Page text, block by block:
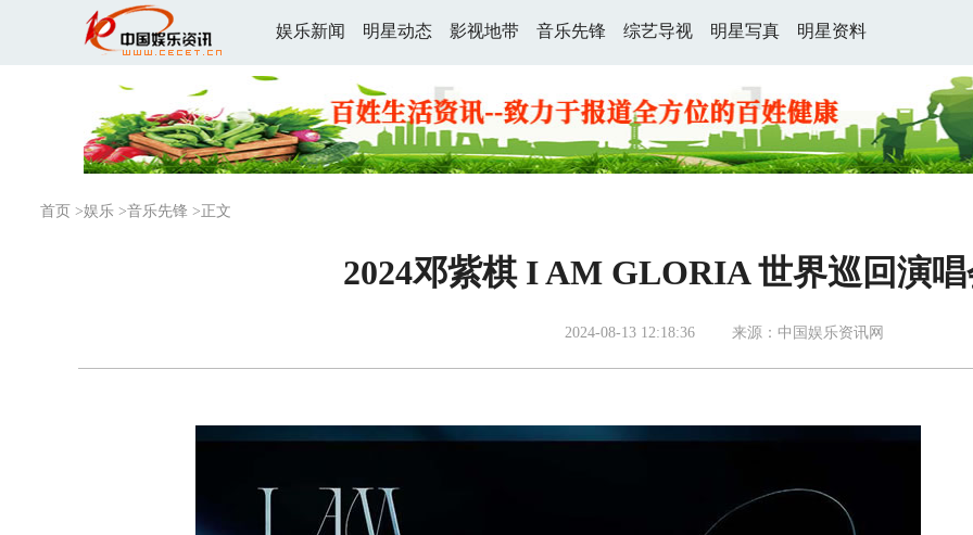
娱乐新闻 明星动态 影视地带 音乐先锋 综艺导视 明星写真 明星资料
首页 >娱乐 >音乐先锋 >正文
2024邓紫棋 I AM GLORIA 世界巡回演
2024-08-13 12:18:36 来源：中国娱乐资讯网